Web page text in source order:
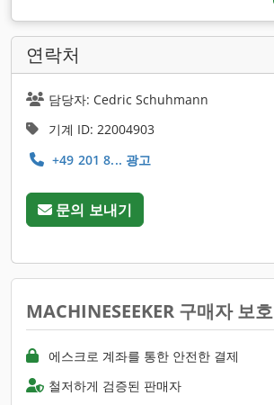
연락처
담당자: Cedric Schuhmann
기계 ID: 22004903
+49 201 8... 광고
문의 보내기
MACHINESEEKER 구매자 보호
에스크로 계좌를 통한 안전한 결제
철저하게 검증된 판매자